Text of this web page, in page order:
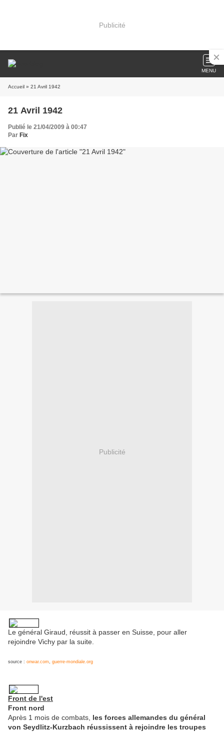
Publicité
MENU
Accueil » 21 Avril 1942
21 Avril 1942
Publié le 21/04/2009 à 00:47
Par Fix
Publicité
Le général Giraud, réussit à passer en Suisse, pour aller
rejoindre Vichy par la suite.
source : onwar.com, guerre-mondiale.org
Front de l'est
Front nord
Après 1 mois de combats, les forces allemandes du général
von Seydlitz-Kurzbach réussissent à rejoindre les troupes